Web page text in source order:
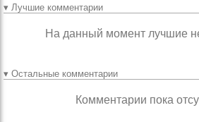
▾ Лучшие комментарии
На данный момент лучшие
▾ Остальные комментарии
Комментарии пока